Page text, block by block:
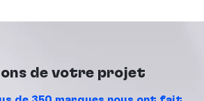
de votre projet